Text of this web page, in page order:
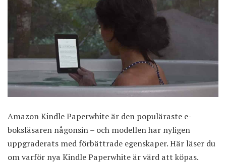
Amazon Kindle Paperwhite är den populäraste e-
boksläsaren någonsin – och modellen har nyligen
uppgraderats med förbättrade egenskaper. Här läser du
om varför nya Kindle Paperwhite är värd att köpas.